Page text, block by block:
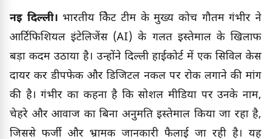
नई दिल्ली। भारतीय क्रिकेट टीम के मुख्य कोच गौतम गंभीर ने
आर्टिफिशियल इंटेलिजेंस (AI) के गलत इस्तेमाल के खिलाफ
बड़ा कदम उठाया है। उन्होंने दिल्ली हाईकोर्ट में एक सिविल केस
दायर कर डीपफेक और डिजिटल नकल पर रोक लगाने की मांग
की है। गंभीर का कहना है कि सोशल मीडिया पर उनके नाम,
चेहरे और आवाज का बिना अनुमति इस्तेमाल किया जा रहा है,
जिससे फर्जी और भ्रामक जानकारी फैलाई जा रही है। यह